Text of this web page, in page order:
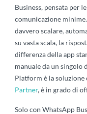
Business, pensata per
comunicazione
davvero scalare,
su vasta scala, la
differenza della app
manuale da un singolo
Platform è la soluzione
Partner, è in grado di
Solo con WhatsApp